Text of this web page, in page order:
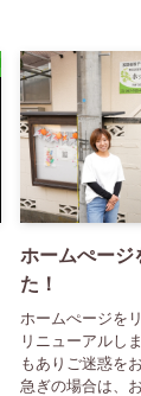
ホームぺージ
た！
ホームぺージを
リニューアルし
もありご迷惑を
急ぎの場合は、